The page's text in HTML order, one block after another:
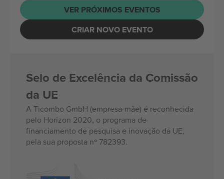
VER PRÓXIMOS EVENTOS
CRIAR NOVO EVENTO
Selo de Excelência da Comissão
da UE
A Ticombo GmbH (empresa-mãe) é reconhecida
pelo Horizon 2020, o programa de
financiamento de pesquisa e inovação da UE,
pela sua proposta nº 782393.